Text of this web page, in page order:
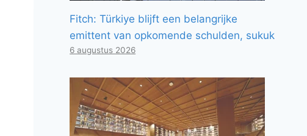
Fitch: Türkiye blijft een belangrijke
emittent van opkomende schulden, sukuk
6 augustus 2026